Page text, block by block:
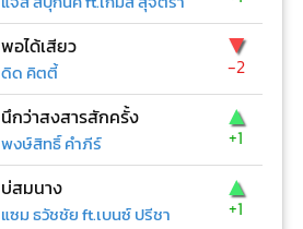
พอได้เสียว
ดิด คิตตี้
▼
-2
นึกว่าสงสารสักครั้ง
พงษ์สิทธิ์ คำภีร์
▲
+1
บ่สมนาง
แซม ธวัชชัย ft.เบนซ์ ปรีชา
▲
+1